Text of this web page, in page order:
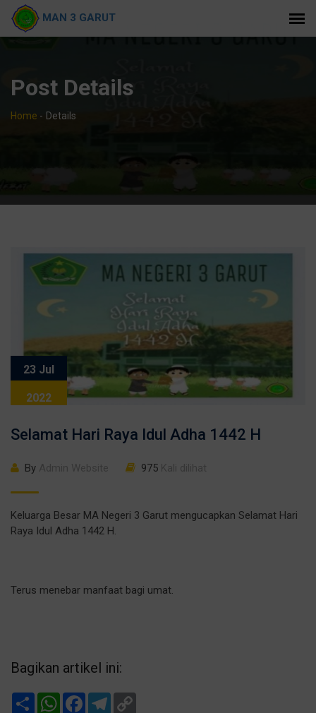
MAN 3 GARUT
Post Details
Home - Details
23 Jul
2022
Selamat Hari Raya Idul Adha 1442 H
By 975
Keluarga Besar MA Negeri 3 Garut mengucapkan Selamat Hari
Raya Idul Adha 1442 H.
Terus menebar manfaat bagi umat.
Bagikan artikel ini:
Share WhatsAppFacebookTelegram